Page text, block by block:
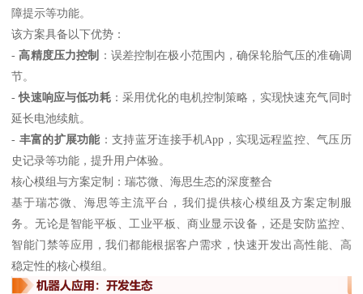
障提示等功能。
该方案具备以下优势：
-高精度压力控制
：误差控制在极小范围内，确保轮胎气压的准确调
节。
-快速响应与低功耗：采用优化的电机控制策略，实现快速充气同时
延长电池续航。
- 丰富的扩展功能：支持蓝牙连接手机App，实现远程监控、气压历
史记录等功能，提升用户体验。
核心模组与方案定制：瑞芯微、海思生态的深度整合
基于瑞芯微、海思等主流平台，我们提供核心模组及方案定制服
务。无论是智能平板、工业平板、商业显示设备，还是安防监控、
智能门禁等应用，我们都能根据客户需求，快速开发出高性能、高
稳定性的核心模组。